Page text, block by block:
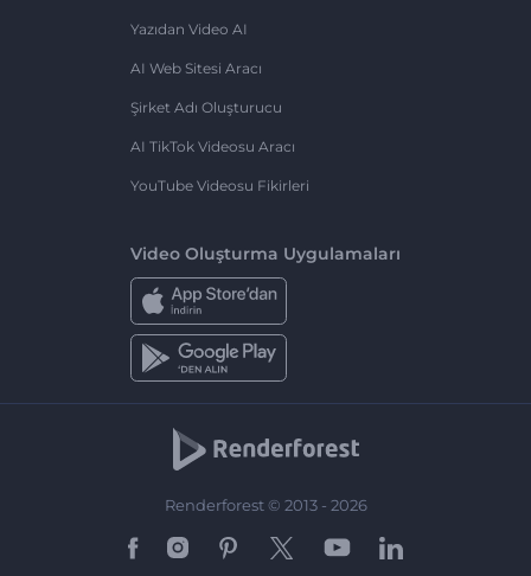
Yazıdan Video AI
AI Web Sitesi Aracı
Şirket Adı Oluşturucu
AI TikTok Videosu Aracı
YouTube Videosu Fikirleri
Video Oluşturma Uygulamaları
Renderforest © 2013 - 2026